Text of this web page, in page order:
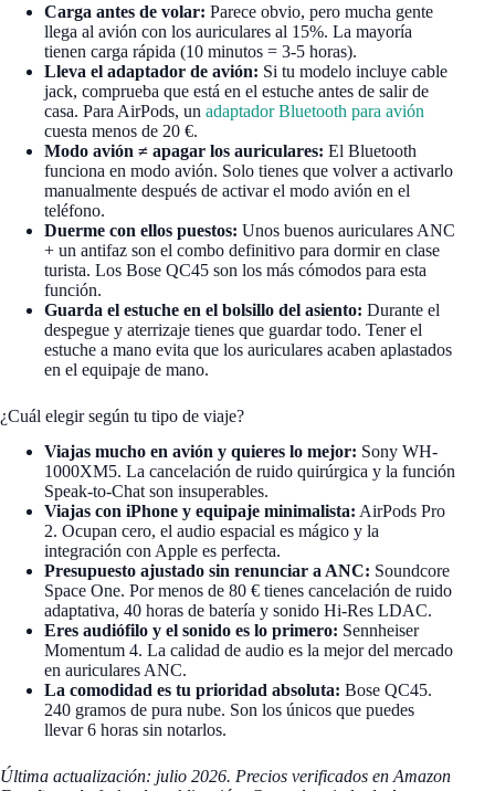
Carga antes de volar: Parece obvio, pero mucha gente
llega al avión con los auriculares al 15%. La mayoría
tienen carga rápida (10 minutos = 3-5 horas).
Lleva el adaptador de avión: Si tu modelo incluye cable
jack, comprueba que está en el estuche antes de salir de
casa. Para AirPods, un adaptador Bluetooth para avión
cuesta menos de 20 €.
Modo avión ≠ apagar los auriculares: El Bluetooth
funciona en modo avión. Solo tienes que volver a activarlo
manualmente después de activar el modo avión en el
teléfono.
Duerme con ellos puestos: Unos buenos auriculares ANC
+ un antifaz son el combo definitivo para dormir en clase
turista. Los Bose QC45 son los más cómodos para esta
función.
Guarda el estuche en el bolsillo del asiento: Durante el
despegue y aterrizaje tienes que guardar todo. Tener el
estuche a mano evita que los auriculares acaben aplastados
en el equipaje de mano.
¿Cuál elegir según tu tipo de viaje?
Viajas mucho en avión y quieres lo mejor: Sony WH-
1000XM5. La cancelación de ruido quirúrgica y la función
Speak-to-Chat son insuperables.
Viajas con iPhone y equipaje minimalista: AirPods Pro
2. Ocupan cero, el audio espacial es mágico y la
integración con Apple es perfecta.
Presupuesto ajustado sin renunciar a ANC: Soundcore
Space One. Por menos de 80 € tienes cancelación de ruido
adaptativa, 40 horas de batería y sonido Hi-Res LDAC.
Eres audiófilo y el sonido es lo primero: Sennheiser
Momentum 4. La calidad de audio es la mejor del mercado
en auriculares ANC.
La comodidad es tu prioridad absoluta: Bose QC45.
240 gramos de pura nube. Son los únicos que puedes
llevar 6 horas sin notarlos.
Última actualización: julio 2026. Precios verificados en Amazon